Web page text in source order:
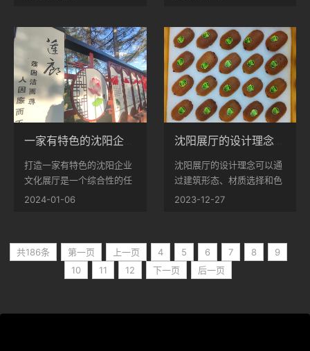
像、文字、色彩等视觉元素
来表达文化墙的主题。可以
使用企业标志、历史照片、
标语口号等来...
业性、创新性和可信赖性，
塑造企业在客户心中的形象
和认知度...
打造一家有特色的沈阳企业
文化展厅是一个综合性的任
务，需要注重整体规划、内
的布局和区域划分，以营造
直观系统地展示企业品牌形
象、发展成就、目标和文化
2024-01-06
沈阳展厅的设计理念可以通
过建筑形态、材质选择和色
彩运用等方式来传达设计理
观上融合现代建筑元素和传
统文化符号...
2023-12-27
共186条 第一页 上一页 4 5 6 7 8
9
10
11 12 下一页 后一页